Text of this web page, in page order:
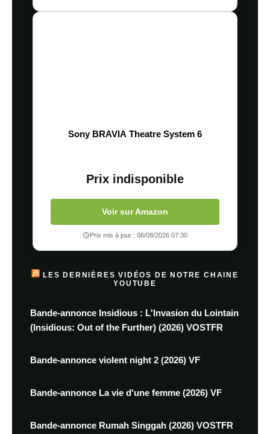
Sony BRAVIA Theatre System 6
Prix indisponible
Voir sur Amazon
Prix mis à jour : 06/08/2026 07:30
LES DERNIÈRES VIDÉOS DE NOTRE CHAINE
YOUTUBE
Bande-annonce Insidious : L'Invasion du Lointain
(Insidious: Out of the Further) (2026) VOSTFR
Bande-annonce violent night 2 (2026) VF
Bande-annonce La vie d'une femme (2026) VF
Bande-annonce Rumah Singgah (2026) VOSTFR